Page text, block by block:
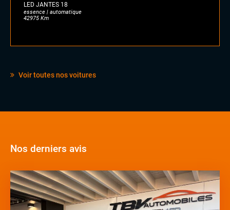
LED JANTES 18
essence | automatique
42975 Km
Voir toutes nos voitures
Nos derniers avis